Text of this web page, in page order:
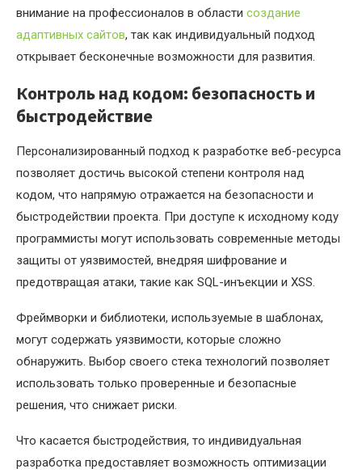
внимание на профессионалов в области создание
адаптивных сайтов, так как индивидуальный подход
открывает бесконечные возможности для развития.
Контроль над кодом: безопасность и
быстродействие
Персонализированный подход к разработке веб-ресурса
позволяет достичь высокой степени контроля над
кодом, что напрямую отражается на безопасности и
быстродействии проекта. При доступе к исходному коду
программисты могут использовать современные методы
защиты от уязвимостей, внедряя шифрование и
предотвращая атаки, такие как SQL-инъекции и XSS.
Фреймворки и библиотеки, используемые в шаблонах,
могут содержать уязвимости, которые сложно
обнаружить. Выбор своего стека технологий позволяет
использовать только проверенные и безопасные
решения, что снижает риски.
Что касается быстродействия, то индивидуальная
разработка предоставляет возможность оптимизации